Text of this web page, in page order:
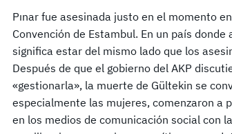
Pınar fue asesinada justo en el momento
Convención de Estambul. En un país
significa estar del mismo lado que los
Después de que el gobierno del AKP
«gestionarla», la muerte de Gültekin se
especialmente las mujeres, comenzaron a
en los medios de comunicación social con